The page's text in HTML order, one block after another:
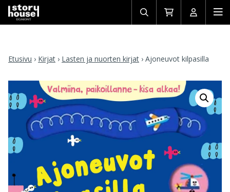
Avaa/sulje
haku
Siirry
ostoskoriin
Avaa/
Etusivu › Kirjat › Lasten ja nuorten kirjat › Ajoneuvot kilpasilla